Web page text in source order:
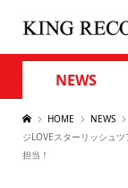
NEWS
HOME NEWS
ジLOVEスターリッシュ
担当！